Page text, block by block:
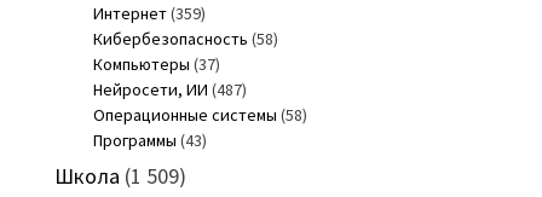
Интернет(359)
Кибербезопасность (58)
Компьютеры (37)
Нейросети, ИИ (487)
Операционные системы (58)
Программы (43)
Школа (1 509)